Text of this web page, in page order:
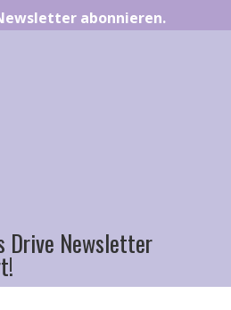
abonnieren.
Drive Newsletter